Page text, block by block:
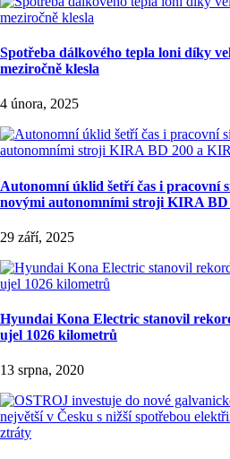
Spotřeba dálkového tepla loni díky
meziročně klesla
4 února, 2025
Autonomní úklid šetří čas i pracovní
novými autonomními stroji KIRA
29 září, 2025
Hyundai Kona Electric stanovil
ujel 1026 kilometrů
13 srpna, 2020